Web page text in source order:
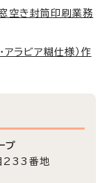
空き封筒印刷業務
ラビア糊仕様）作
プ
233番地